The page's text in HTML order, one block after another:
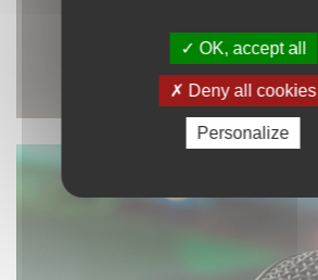
OK, accept all
Deny all cookies
Personalize